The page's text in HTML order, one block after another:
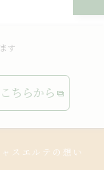
す
ちらから
スエルテの想い